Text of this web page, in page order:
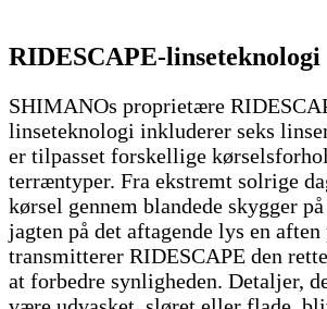
RIDESCAPE-linseteknologi
SHIMANOs proprietære
linseteknologi inkluderer seks
er tilpasset forskellige
terræntyper. Fra ekstremt solrige
kørsel gennem blandede skygger
jagten på det aftagende lys en aften
transmitterer RIDESCAPE den
at forbedre synligheden. Detaljer,